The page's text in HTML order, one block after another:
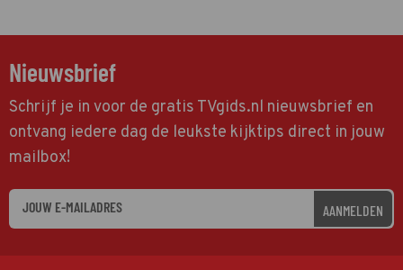
Nieuwsbrief
Schrijf je in voor de gratis TVgids.nl nieuwsbrief en
ontvang iedere dag de leukste kijktips direct in jouw
mailbox!
AANMELDEN